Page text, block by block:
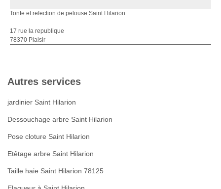
Tonte et refection de pelouse Saint Hilarion
17 rue la republique
78370 Plaisir
Autres services
jardinier Saint Hilarion
Dessouchage arbre Saint Hilarion
Pose cloture Saint Hilarion
Etêtage arbre Saint Hilarion
Taille haie Saint Hilarion 78125